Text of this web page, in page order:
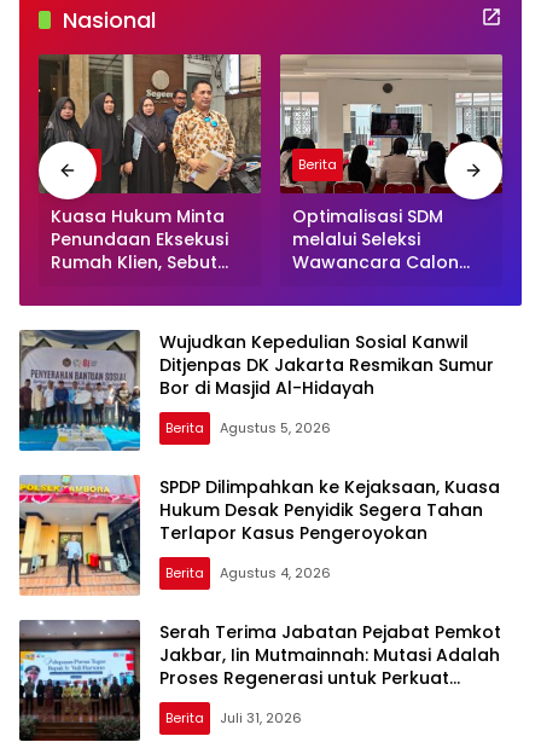
Nasional
Berita
Kuasa Hukum Minta
Penundaan Eksekusi
Rumah Klien, Sebut
Perkara Hukum yang
Berjalan
Berita
Optimalisasi SDM
melalui Seleksi
Wawancara Calon
Kemnaker Batch 2
Tahun 2026
Wujudkan Kepedulian Sosial Kanwil
Ditjenpas DK Jakarta Resmikan Sumur
Bor di Masjid Al-Hidayah
Berita Agustus 5, 2026
SPDP Dilimpahkan ke Kejaksaan, Kuasa
Hukum Desak Penyidik Segera Tahan
Terlapor Kasus Pengeroyokan
Berita Agustus 4, 2026
Serah Terima Jabatan Pejabat Pemkot
Jakbar, Iin Mutmainnah: Mutasi Adalah
Proses Regenerasi untuk Perkuat
Pelayanan Publik
Berita Juli 31, 2026